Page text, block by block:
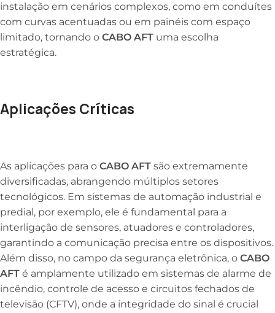
instalação em cenários complexos, como em conduítes
com curvas acentuadas ou em painéis com espaço
limitado, tornando o CABO AFT uma escolha
estratégica.
Aplicações Críticas
As aplicações para o CABO AFT são extremamente
diversificadas, abrangendo múltiplos setores
tecnológicos. Em sistemas de automação industrial e
predial, por exemplo, ele é fundamental para a
interligação de sensores, atuadores e controladores,
garantindo a comunicação precisa entre os dispositivos.
Além disso, no campo da segurança eletrônica, o CABO
AFT é amplamente utilizado em sistemas de alarme de
incêndio, controle de acesso e circuitos fechados de
televisão (CFTV), onde a integridade do sinal é crucial